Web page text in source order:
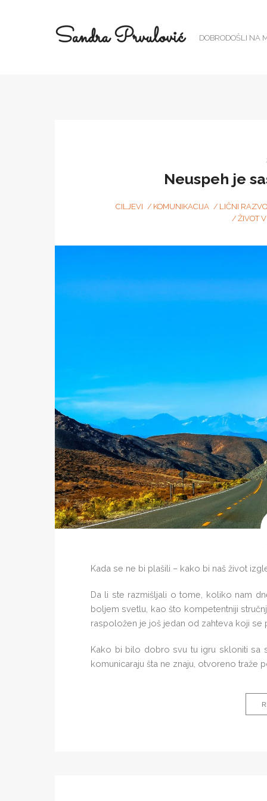
Sandra Prvulović DOBRODOŠLI NA
Neuspeh je
CILJEVI KOMUNIKACIJA
LIČNI
ŽIVOT
Kada se ne bi plašili – kako bi naš život
Da li ste razmišljali o tome, koliko nam
boljem svetlu, kao što kompetentniji
raspoložen je još jedan od zahteva koji
Kako bi bilo dobro svu tu igru skloniti sa
komunicaraju šta ne znaju, otvoreno traže